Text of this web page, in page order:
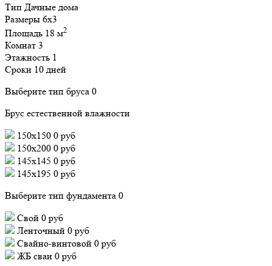
Тип Дачные дома
Размеры 6x3
Площадь 18 м2
Комнат 3
Этажность 1
Сроки 10 дней
Выберите тип бруса 0
Брус естественной влажности
150x150 0 руб
150x200 0 руб
145x145 0 руб
145x195 0 руб
Выберите тип фундамента 0
Свой 0 руб
Ленточный 0 руб
Свайно-винтовой 0 руб
ЖБ сваи 0 руб